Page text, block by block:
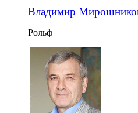
Владимир
Рольф